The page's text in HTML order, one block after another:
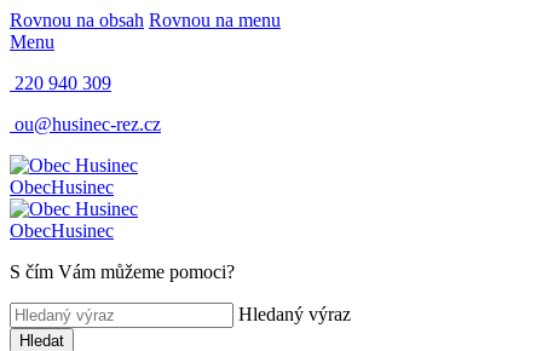
Rovnou na obsah Rovnou na menu
Menu
220 940 309
ou@husinec-rez.cz
ObecHusinec
ObecHusinec
S čím Vám můžeme pomoci?
Hledaný výraz
Hledat